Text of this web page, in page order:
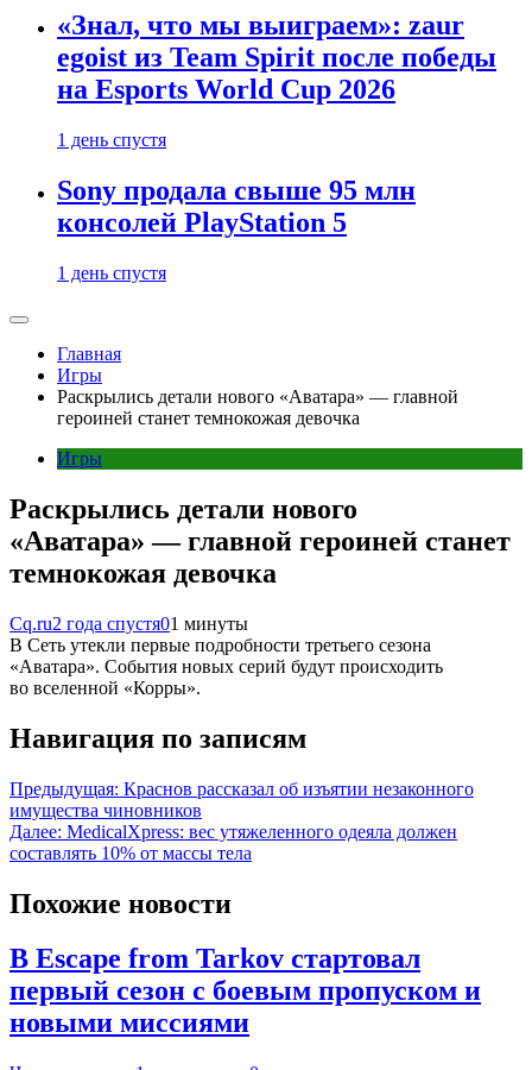
«Знал, что мы выиграем»: zaur
egoist из Team Spirit после победы
на Esports World Cup 2026
1 день спустя
Sony продала свыше 95 млн
консолей PlayStation 5
1 день спустя
Главная
Игры
Раскрылись детали нового «Аватара» — главной
героиней станет темнокожая девочка
Игры
Раскрылись детали нового
«Аватара» — главной героиней станет
темнокожая девочка
Cq.ru2 года спустя01 минуты
В Сеть утекли первые подробности третьего сезона
«Аватара». События новых серий будут происходить
во вселенной «Корры».
Навигация по записям
Предыдущая: Краснов рассказал об изъятии незаконного
имущества чиновников
Далее: MedicalXpress: вес утяжеленного одеяла должен
составлять 10% от массы тела
Похожие новости
В Escape from Tarkov стартовал
первый сезон с боевым пропуском и
новыми миссиями